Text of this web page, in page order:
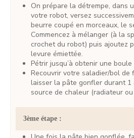
On prépare la détrempe, dans un saladier ou le bol de
votre robot, versez
beurre coupé en morceaux, le
Commencez à mélanger (à la
crochet du robot) puis ajoutez
levure émiettée.
Pétrir jusqu’à obtenir une
Recouvrir votre saladier/bol de film alimentaire et
laisser la pâte gonfler durant 1
source de chaleur (radiateur
3ème étape :